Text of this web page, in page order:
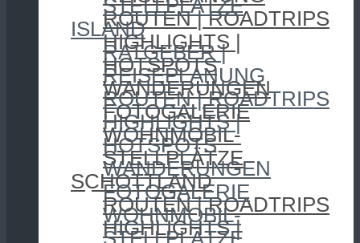
ROUTEN | ROADTRIPS
HIGHLIGHTS |
HOTSPOTS
WANDERUNGEN
FOTOGALERIE
WOHNMOBIL-
STELLPLÄTZE
SCHOTTLAND
ROUTEN | ROADTRIPS
HIGHLIGHTS |
STELLPLÄTZE
ISLAND
RATGEBER |
REISEPLANUNG
ROUTEN | ROADTRIPS
HIGHLIGHTS |
HOTSPOTS
WANDERUNGEN
FOTOGALERIE
WOHNMOBIL-
STELLPLÄTZE